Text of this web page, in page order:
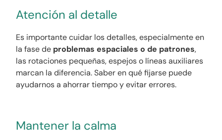
Atención al detalle
Es importante cuidar los detalles, especialmente en
la fase de problemas espaciales o de patrones,
las rotaciones pequeñas, espejos o líneas auxiliares
marcan la diferencia. Saber en qué fijarse puede
ayudarnos a ahorrar tiempo y evitar errores.
Mantener la calma